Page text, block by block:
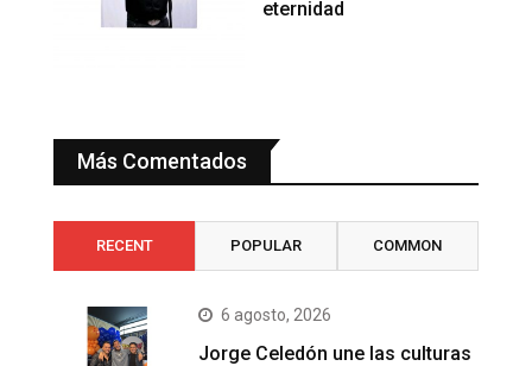
eternidad
Más Comentados
RECENT POPULAR COMMON
6 agosto, 2026
Jorge Celedón une las culturas